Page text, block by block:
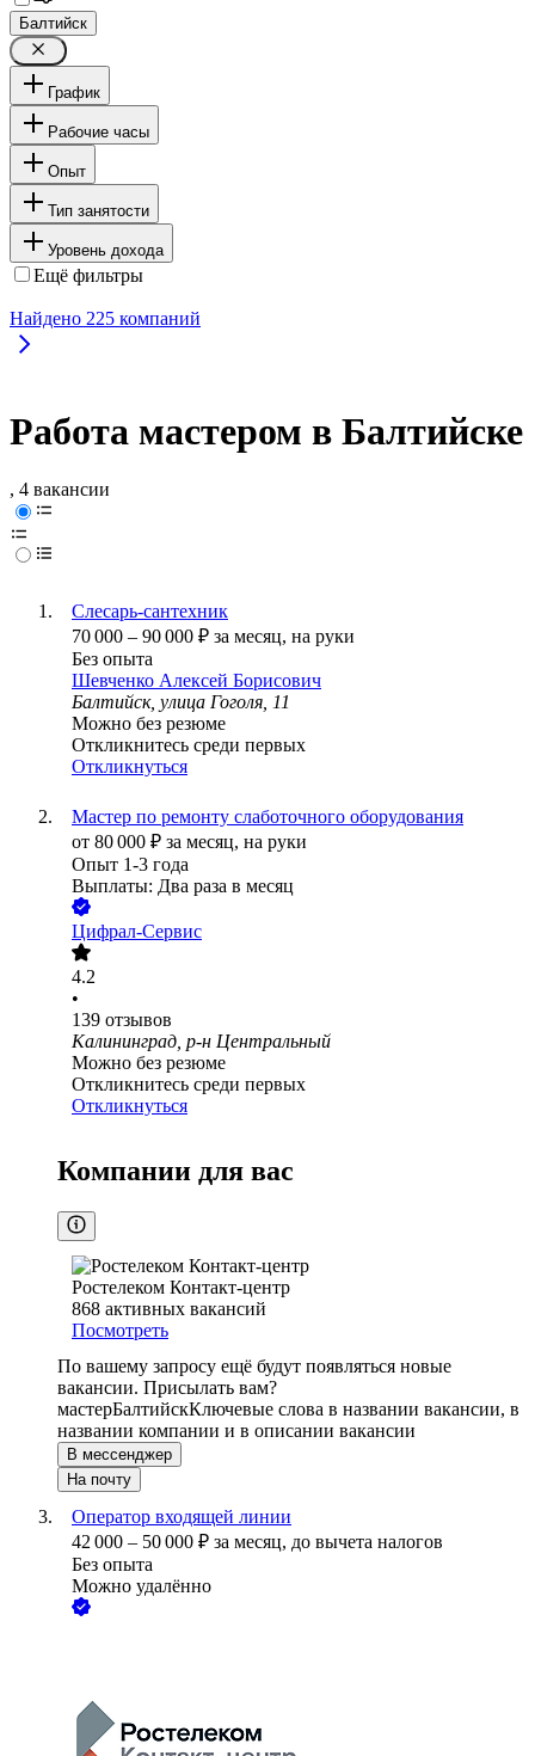
Балтийск
График
Рабочие часы
Опыт
Тип занятости
Уровень дохода
Ещё фильтры
Найдено 225 компаний
Работа мастером в Балтийске
, 4 вакансии
Слесарь-сантехник
70 000 – 90 000 ₽ за месяц, на руки
Без опыта
Шевченко Алексей Борисович
Балтийск, улица Гоголя, 11
Можно без резюме
Откликнитесь среди первых
Откликнуться
Мастер по ремонту слаботочного оборудования
от 80 000 ₽ за месяц, на руки
Опыт 1-3 года
Выплаты: Два раза в месяц
Цифрал-Сервис
4.2
•
139 отзывов
Калининград, р-н Центральный
Можно без резюме
Откликнитесь среди первых
Откликнуться
Компании для вас
Ростелеком Контакт-центр
868 активных вакансий
Посмотреть
По вашему запросу ещё будут появляться новые
вакансии. Присылать вам?
мастерБалтийскКлючевые слова в названии вакансии, в
названии компании и в описании вакансии
В мессенджер
На почту
Оператор входящей линии
42 000 – 50 000 ₽ за месяц, до вычета налогов
Без опыта
Можно удалённо